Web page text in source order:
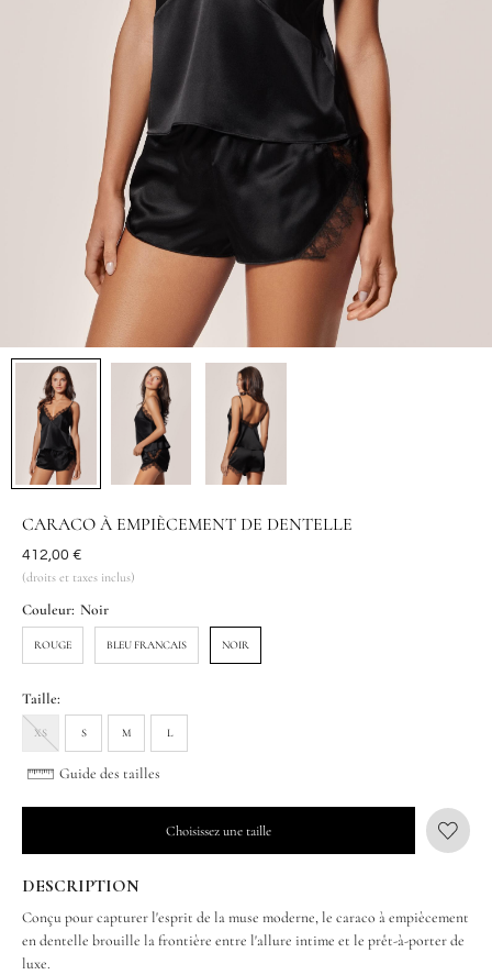
CARACO À EMPIÈCEMENT DE DENTELLE
Était
412,00 €
(droits et taxes inclus)
Couleur: Noir
ROUGE BLEU FRANCAIS NOIR
Taille:
XS S M L
Guide des tailles
Choisissez une taille
DESCRIPTION
Conçu pour capturer l'esprit de la muse moderne, le caraco à empiècement
en dentelle brouille la frontière entre l'allure intime et le prêt-à-porter de
luxe.